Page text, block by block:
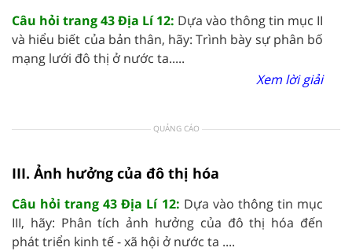
Câu hỏi trang 43 Địa Lí 12: Dựa vào thông tin mục II
và hiểu biết của bản thân, hãy: Trình bày sự phân bố
mạng lưới đô thị ở nước ta.....
Xem lời giải
QUẢNG CÁO
III. Ảnh hưởng của đô thị hóa
Câu hỏi trang 43 Địa Lí 12: Dựa vào thông tin mục
III, hãy: Phân tích ảnh hưởng của đô thị hóa đến
phát triển kinh tế - xã hội ở nước ta ....